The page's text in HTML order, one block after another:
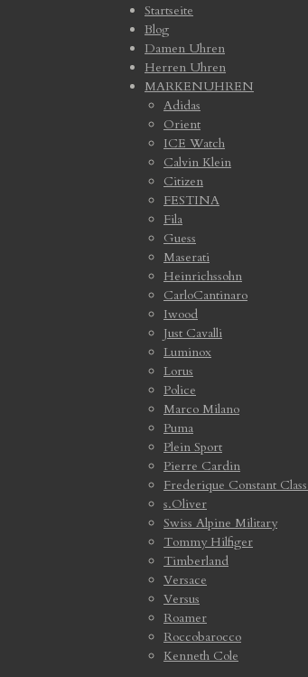
Startseite
Blog
Damen Uhren
Herren Uhren
MARKENUHREN
Adidas
Orient
ICE Watch
Calvin Klein
Citizen
FESTINA
Fila
Guess
Maserati
Heinrichssohn
CarloCantinaro
Iwood
Just Cavalli
Luminox
Lorus
Police
Marco Milano
Puma
Plein Sport
Pierre Cardin
Frederique Constant
s.Oliver
Swiss Alpine Military
Tommy Hilfiger
Timberland
Versace
Versus
Roamer
Roccobarocco
Kenneth Cole